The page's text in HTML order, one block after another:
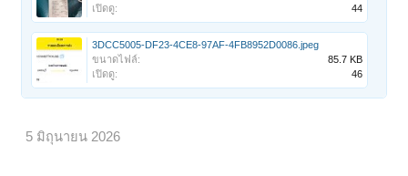
จากอุปนิสัยส่วนตัวหลวงพ่อกวยท่านเป็น
ผู้คงแก่เรียน เที่ยวซอกซอนเสาะแสวงหา
ครูบาอาจารย์ และท่านเป็นคนรู้จริง
ท่านเป็นผู้ที่มีความมานะอดทนสูง รัก
เปิดดู:
44
3DCC5005-DF23-4CE8-97AF-4FB8952D0086.jpeg
ขนาดไฟล์:
85.7 KB
เปิดดู:
46
5 มิถุนายน 2026